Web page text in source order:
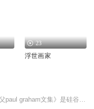
23
浮世画家